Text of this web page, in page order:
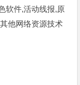
软件,活动线报,原
他网络资源技术